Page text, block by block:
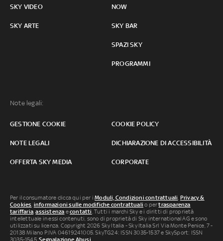
SKY VIDEO
SKY ARTE
NOW
SKY BAR
SPAZI SKY
PROGRAMMI
Note legali:
GESTIONE COOKIE COOKIE POLICY
NOTE LEGALI DICHIARAZIONE DI ACCESSIBILITÀ
OFFERTA SKY MEDIA CORPORATE
Per il consumatore clicca qui per iModuli, Condizioni contrattuali Privacy &
Cookies informazioni sulle modifiche contrattuali o pertrasparenza
tariffaria ,assistenza econtatti . Tutti i marchi Sky e i diritti di proprietà
intellettuale in essi contenuti, sono di proprietà di Sky international AG e sono
utilizzati su licenza. Copyright 2026 Sky Italia - Sky Italia Srl Via Monte Penice, 7 -
20138 Milano P.IVA 04619241005. SkyTG24: ISSN 3035-1537 e SkySport: ISSN
3035-1545.Segnalazione Abusi